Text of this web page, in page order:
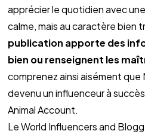
apprécier le quotidien avec
calme, mais au caractère bien
publication apporte des
bien ou renseignent les
comprenez ainsi aisément que
devenu un influenceur à
Animal Account.
Le World Influencers and